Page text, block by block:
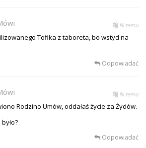
% temu
Tofika z taboreta, bo wstyd na
Odpowiadać
% temu
Rodzino Umów, oddałaś życie za Żydów.
Odpowiadać